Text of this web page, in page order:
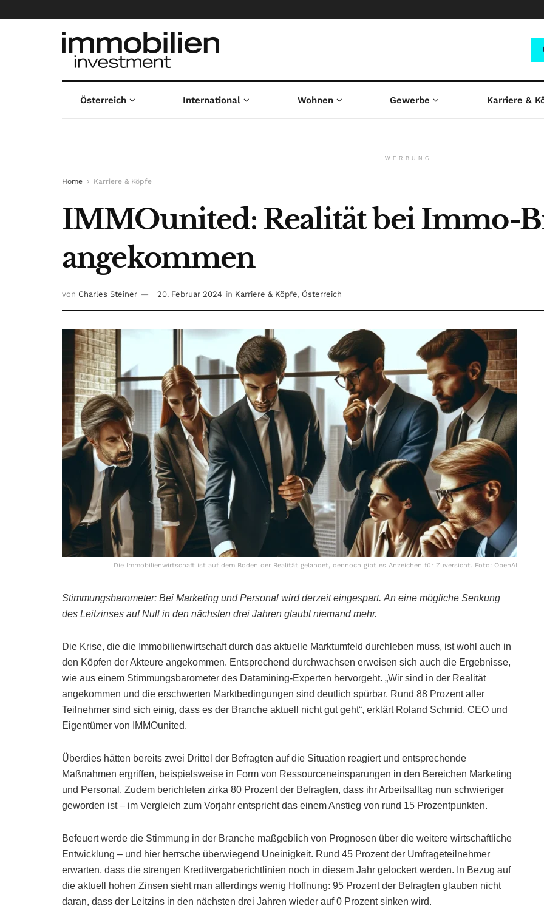
Österreich International Wohnen Gewerbe Karriere &
WERBUNG
Home Karriere & Köpfe
IMMOunited: Realität bei Immo-
angekommen
von Charles Steiner 20. Februar 2024 in Karriere & Köpfe, Österreich
Die Immobilienwirtschaft ist auf dem Boden der Realität gelandet, dennoch gibt es Anzeichen für Zuversicht. Foto: OpenAI
Stimmungsbarometer: Bei Marketing und Personal wird derzeit eingespart. An eine mögliche Senkung
des Leitzinses auf Null in den nächsten drei Jahren glaubt niemand mehr.
Die Krise, die die Immobilienwirtschaft durch das aktuelle Marktumfeld durchleben muss, ist wohl auch in
den Köpfen der Akteure angekommen. Entsprechend durchwachsen erweisen sich auch die Ergebnisse,
wie aus einem Stimmungsbarometer des Datamining-Experten hervorgeht. „Wir sind in der Realität
angekommen und die erschwerten Marktbedingungen sind deutlich spürbar. Rund 88 Prozent aller
Teilnehmer sind sich einig, dass es der Branche aktuell nicht gut geht“, erklärt Roland Schmid, CEO und
Eigentümer von IMMOunited.
Überdies hätten bereits zwei Drittel der Befragten auf die Situation reagiert und entsprechende
Maßnahmen ergriffen, beispielsweise in Form von Ressourceneinsparungen in den Bereichen Marketing
und Personal. Zudem berichteten zirka 80 Prozent der Befragten, dass ihr Arbeitsalltag nun schwieriger
geworden ist – im Vergleich zum Vorjahr entspricht das einem Anstieg von rund 15 Prozentpunkten.
Befeuert werde die Stimmung in der Branche maßgeblich von Prognosen über die weitere wirtschaftliche
Entwicklung – und hier herrsche überwiegend Uneinigkeit. Rund 45 Prozent der Umfrageteilnehmer
erwarten, dass die strengen Kreditvergaberichtlinien noch in diesem Jahr gelockert werden. In Bezug auf
die aktuell hohen Zinsen sieht man allerdings wenig Hoffnung: 95 Prozent der Befragten glauben nicht
daran, dass der Leitzins in den nächsten drei Jahren wieder auf 0 Prozent sinken wird.